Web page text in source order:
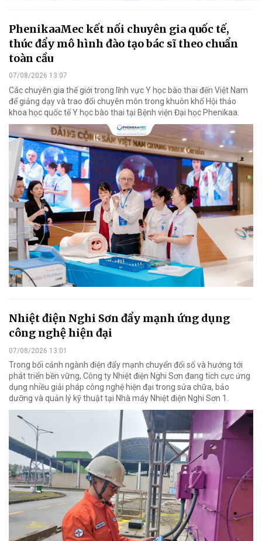
PhenikaaMec kết nối chuyên gia quốc tế,
thúc đẩy mô hình đào tạo bác sĩ theo chuẩn
toàn cầu
07/08/2026 13:07
Các chuyên gia thế giới trong lĩnh vực Y học bào thai đến Việt Nam
để giảng dạy và trao đổi chuyên môn trong khuôn khổ Hội thảo
khoa học quốc tế Y học bào thai tại Bệnh viện Đại học Phenikaa.
Nhiệt điện Nghi Sơn đẩy mạnh ứng dụng
công nghệ hiện đại
07/08/2026 13:01
Trong bối cảnh ngành điện đẩy mạnh chuyển đổi số và hướng tới
phát triển bền vững, Công ty Nhiệt điện Nghi Sơn đang tích cực ứng
dụng nhiều giải pháp công nghệ hiện đại trong sửa chữa, bảo
dưỡng và quản lý kỹ thuật tại Nhà máy Nhiệt điện Nghi Sơn 1.